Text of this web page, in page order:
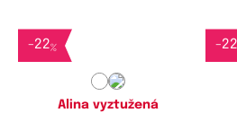
-22%
Alina vyztužená
-22